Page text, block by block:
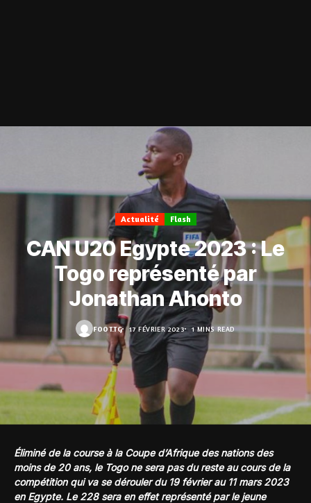
Actualité Flash
CAN U20 Egypte 2023 : Le
Togo représenté par
Jonathan Ahonto
FOOT.TG 17 FÉVRIER 2023 1 MINS READ
Éliminé de la course à la Coupe d’Afrique des nations des
moins de 20 ans, le Togo ne sera pas du reste au cours de la
compétition qui va se dérouler du 19 février au 11 mars 2023
en Egypte. Le 228 sera en effet représenté par le jeune